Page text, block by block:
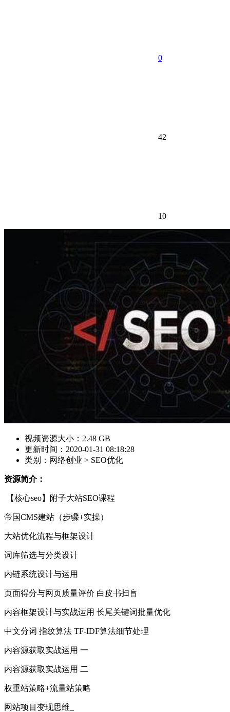
0
42
10
视频资源大小：2.48 GB
更新时间：2020-01-31 08:18:28
类别：网络创业 > SEO优化
资源简介：
【核心seo】附子大站SEO课程
帝国CMS建站（步骤+实操）
大站优化流程与框架设计
词库筛选与分类设计
内链系统设计与运用
页面得分与网页质量评价 白皮书扫盲
内容框架设计与实战运用 长尾关键词批量优化
中文分词 指纹算法 TF-IDF算法细节处理
内容源获取实战运用 一
内容源获取实战运用 二
权重站策略+流量站策略
网站项目变现思维_